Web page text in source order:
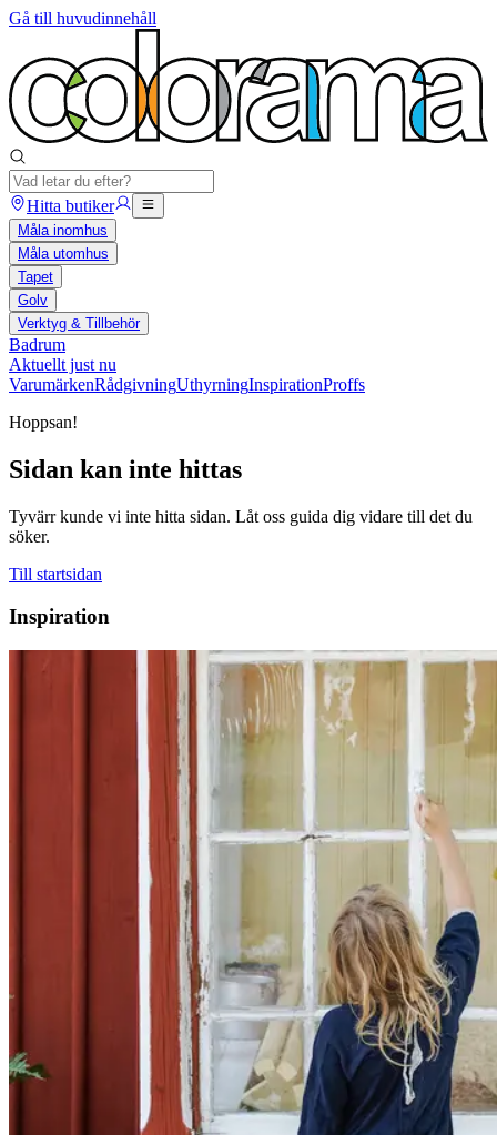
Gå till huvudinnehåll
Hitta butiker
Måla inomhus
Måla utomhus
Tapet
Golv
Verktyg & Tillbehör
Badrum
Aktuellt just nu
VarumärkenRådgivningUthyrningInspirationProffs
Hoppsan!
Sidan kan inte hittas
Tyvärr kunde vi inte hitta sidan. Låt oss guida dig vidare till det du
söker.
Till startsidan
Inspiration